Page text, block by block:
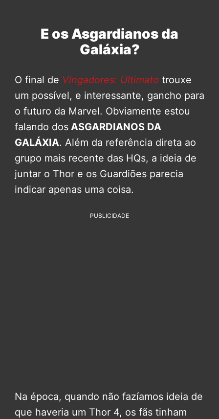
E os Asgardianos da
Galáxia?
O final de Vingadores: Ultimato trouxe
um possível, e interessante, gancho para
o futuro da Marvel. Obviamente estou
falando dos ASGARDIANOS DA
GALÁXIA. Além da referência direta ao
grupo mais recente das HQs, a ideia de
juntar o Thor e os Guardiões parecia
indicar apenas uma coisa.
PUBLICIDADE
Na época, quando não fazíamos ideia de
que haveria um Thor 4, os fãs tinham